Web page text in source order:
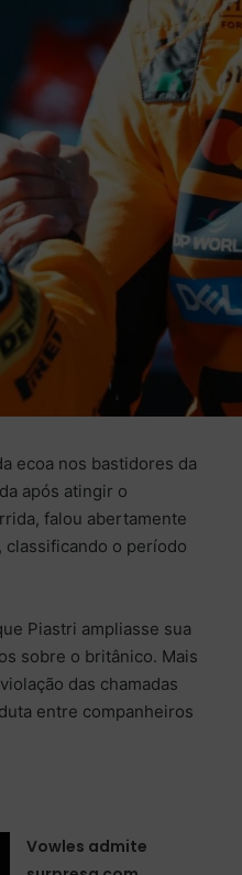
ecoa nos bastidores da
após atingir o
falou abertamente
o período
Piastri ampliasse sua
sobre o britânico. Mais
das chamadas
entre companheiros
Vowles admite